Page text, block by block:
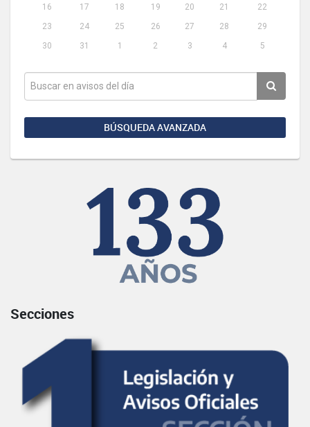
16
17 18 19 20 21
22
23
24 25 26 27 28
29
30
31 1 2 3 4 5
BÚSQUEDA AVANZADA
Secciones